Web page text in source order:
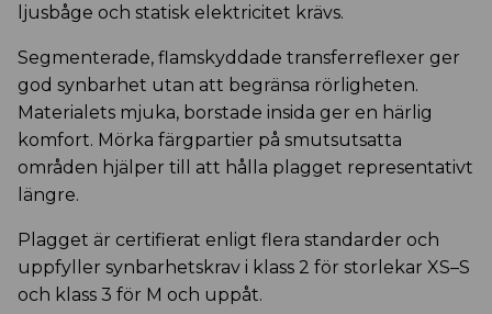
ljusbåge och statisk elektricitet krävs.
Segmenterade, flamskyddade transferreflexer ger
god synbarhet utan att begränsa rörligheten.
Materialets mjuka, borstade insida ger en härlig
komfort. Mörka färgpartier på smutsutsatta
områden hjälper till att hålla plagget representativt
längre.
Plagget är certifierat enligt flera standarder och
uppfyller synbarhetskrav i klass 2 för storlekar XS–S
och klass 3 för M och uppåt.